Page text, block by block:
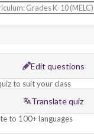
Grades K-10 (MELC)
Edit questions
to suit your class
Translate quiz
to 100+ languages